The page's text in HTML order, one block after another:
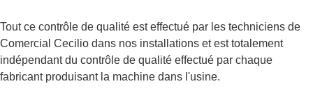
Tout ce contrôle de qualité est effectué par les techniciens de
Comercial Cecilio dans nos installations et est totalement
indépendant du contrôle de qualité effectué par chaque
fabricant produisant la machine dans l'usine.